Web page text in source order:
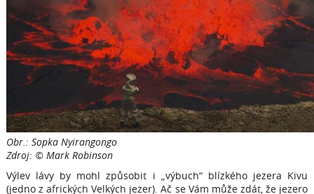
Obr.: Sopka Nyirangongo
Zdroj: © Mark Robinson
Výlev lávy by mohl způsobit i „výbuch“ blízkého jezera Kivu
(jedno z afrických Velkých jezer). Ač se Vám může zdát, že jezero